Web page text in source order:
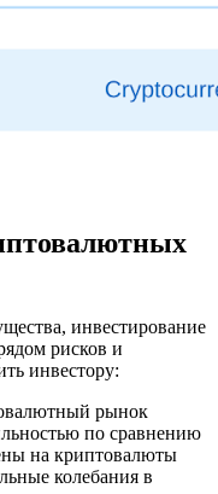
инвестирование
рисков и
инвестору:
рынок
по сравнению
на криптовалюты
колебания в